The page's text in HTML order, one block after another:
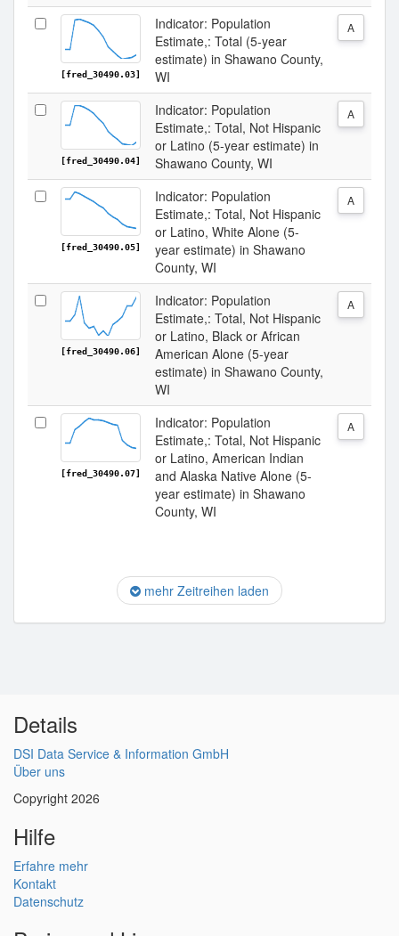
[fred_30490.03]
Indicator: Population
Estimate,: Total (5-year
estimate) in Shawano County,
WI
A
[fred_30490.04]
Indicator: Population
Estimate,: Total, Not Hispanic
or Latino (5-year estimate) in
Shawano County, WI
A
[fred_30490.05]
Indicator: Population
Estimate,: Total, Not Hispanic
or Latino, White Alone (5-
year estimate) in Shawano
County, WI
A
[fred_30490.06]
Indicator: Population
Estimate,: Total, Not Hispanic
or Latino, Black or African
American Alone (5-year
estimate) in Shawano County,
WI
A
[fred_30490.07]
Indicator: Population
Estimate,: Total, Not Hispanic
or Latino, American Indian
and Alaska Native Alone (5-
year estimate) in Shawano
County, WI
A
mehr Zeitreihen laden
Details
DSI Data Service & Information GmbH
Über uns
Copyright 2026
Hilfe
Erfahre mehr
Kontakt
Datenschutz